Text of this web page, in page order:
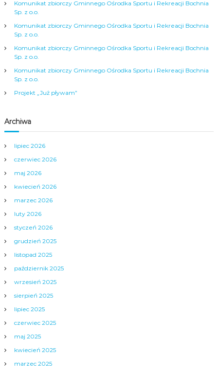
a
w
p
i
u
Komunikat zbiorczy Gminnego Ośrodka Sportu i Rekreacji Bochnia
Sp. z o.o.
Komunikat zbiorczy Gminnego Ośrodka Sportu i Rekreacji Bochnia
Sp. z o.o.
Komunikat zbiorczy Gminnego Ośrodka Sportu i Rekreacji Bochnia
Sp. z o.o.
Komunikat zbiorczy Gminnego Ośrodka Sportu i Rekreacji Bochnia
Sp. z o.o.
Projekt „Już pływam”
Archiwa
lipiec 2026
czerwiec 2026
maj 2026
kwiecień 2026
marzec 2026
luty 2026
styczeń 2026
grudzień 2025
listopad 2025
październik 2025
wrzesień 2025
sierpień 2025
lipiec 2025
czerwiec 2025
maj 2025
kwiecień 2025
marzec 2025